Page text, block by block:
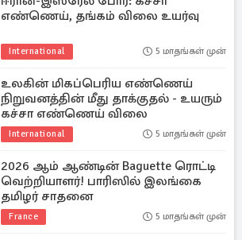
எண்ணெய், தங்கம் விலை உயர்வு
International 5 மாதங்கள் முன்
உலகின் மிகப்பெரிய எண்ணெய்
நிறுவனத்தின் மீது தாக்குதல் - உயரும்
கச்சா எண்ணெய் விலை
International 5 மாதங்கள் முன்
2026 ஆம் ஆண்டின் Baguette ரொட்டி
வெற்றியாளர்! பாரிஸில் இலங்கை
தமிழர் சாதனை
France 5 மாதங்கள் முன்